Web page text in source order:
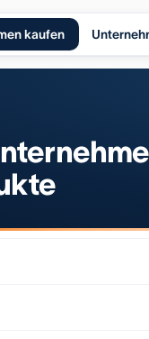
kaufen